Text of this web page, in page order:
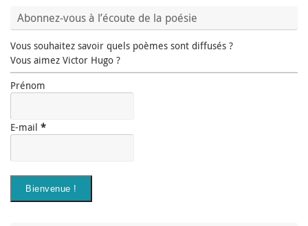
Abonnez-vous à l’écoute de la poésie
Vous souhaitez savoir quels poèmes sont diffusés ?
Vous aimez Victor Hugo ?
Prénom
E-mail *